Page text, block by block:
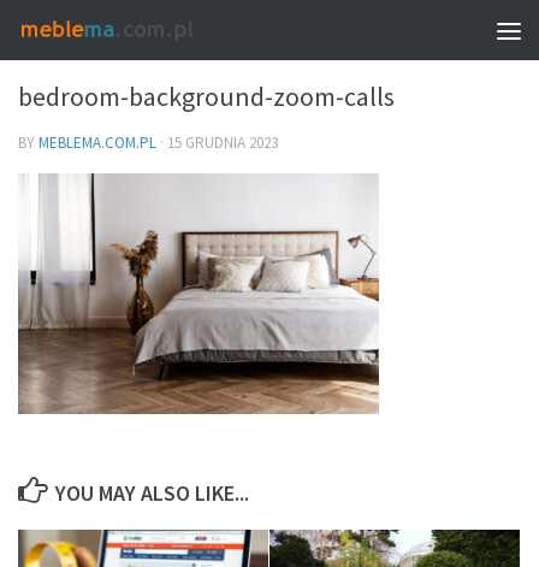
0
bedroom-background-zoom-calls
BYMEBLEMA.COM.PL · 15 GRUDNIA 2023
YOU MAY ALSO LIKE...